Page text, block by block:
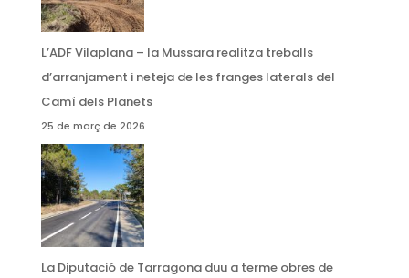
L’ADF Vilaplana – la Mussara realitza treballs
d’arranjament i neteja de les franges laterals del
Camí dels Planets
25 de març de 2026
La Diputació de Tarragona duu a terme obres de